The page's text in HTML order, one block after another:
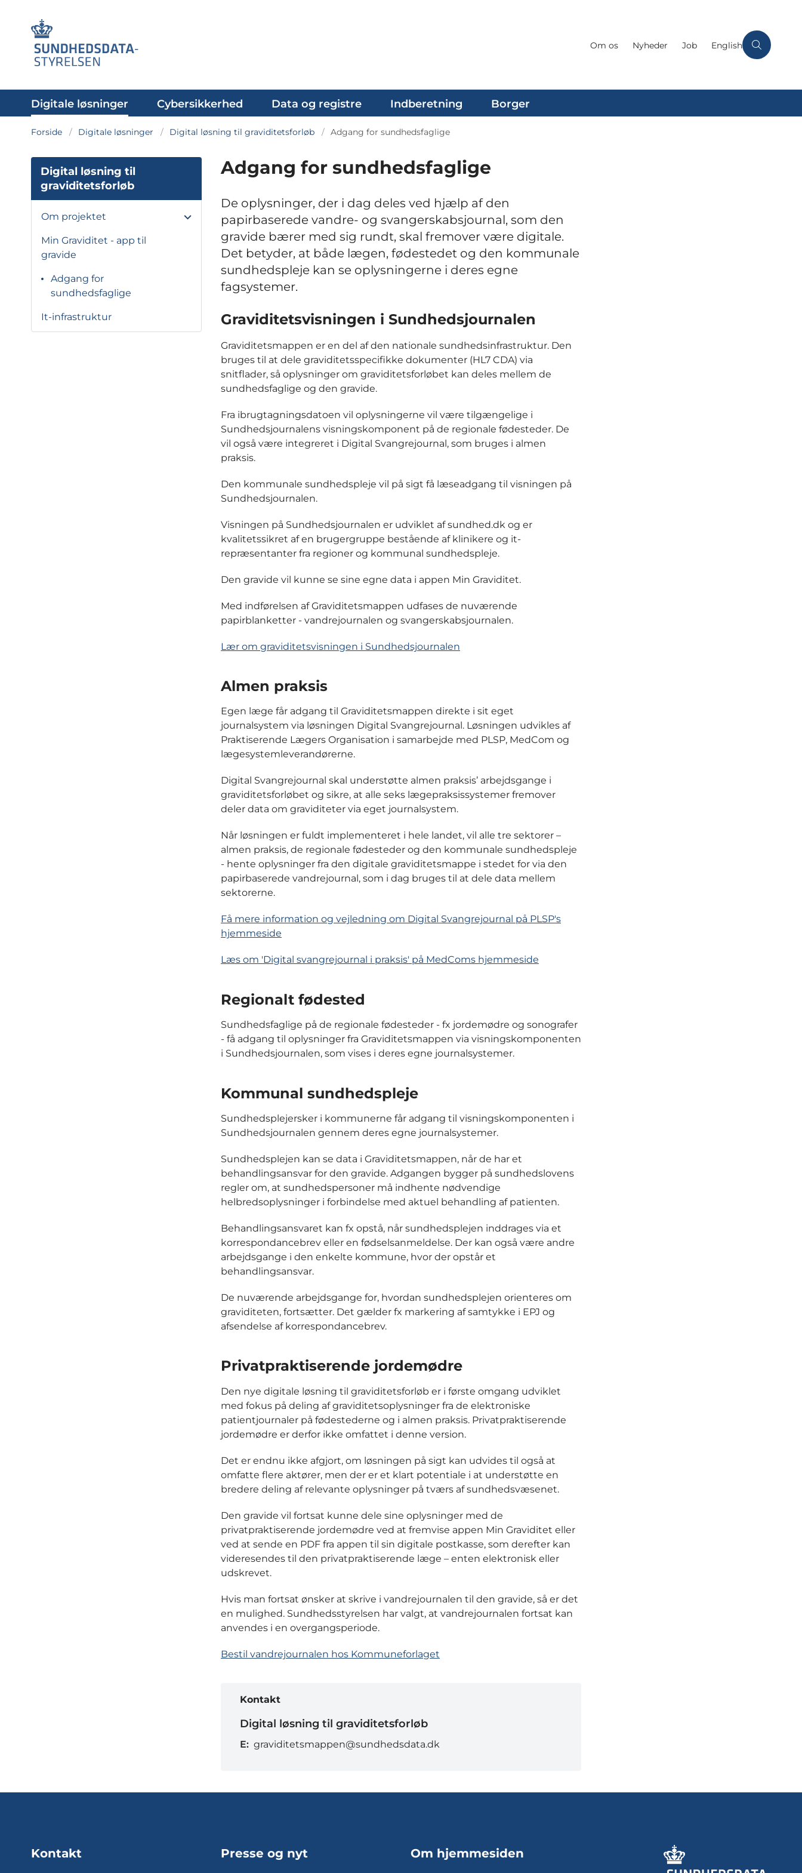
Om os Nyheder Job English
Digitale løsninger Cybersikkerhed Data og registre Indberetning Borger
Forside Digitale løsninger Digital løsning til graviditetsforløb Adgang for sundhedsfaglige
Digital løsning til
graviditetsforløb
Om projektet
Min Graviditet - app til
gravide
Adgang for
sundhedsfaglige
It-infrastruktur
Adgang for sundhedsfaglige
De oplysninger, der i dag deles ved hjælp af den
papirbaserede vandre- og svangerskabsjournal, som den
gravide bærer med sig rundt, skal fremover være digitale.
Det betyder, at både lægen, fødestedet og den kommunale
sundhedspleje kan se oplysningerne i deres egne
fagsystemer.
Graviditetsvisningen i Sundhedsjournalen
Graviditetsmappen er en del af den nationale sundhedsinfrastruktur. Den
bruges til at dele graviditetsspecifikke dokumenter (HL7 CDA) via
snitflader, så oplysninger om graviditetsforløbet kan deles mellem de
sundhedsfaglige og den gravide.
Fra ibrugtagningsdatoen vil oplysningerne vil være tilgængelige i
Sundhedsjournalens visningskomponent på de regionale fødesteder. De
vil også være integreret i Digital Svangrejournal, som bruges i almen
praksis.
Den kommunale sundhedspleje vil på sigt få læseadgang til visningen på
Sundhedsjournalen.
Visningen på Sundhedsjournalen er udviklet af sundhed.dk og er
kvalitetssikret af en brugergruppe bestående af klinikere og it-
repræsentanter fra regioner og kommunal sundhedspleje.
Den gravide vil kunne se sine egne data i appen Min Graviditet.
Med indførelsen af Graviditetsmappen udfases de nuværende
papirblanketter - vandrejournalen og svangerskabsjournalen.
Lær om graviditetsvisningen i Sundhedsjournalen
Almen praksis
Egen læge får adgang til Graviditetsmappen direkte i sit eget
journalsystem via løsningen Digital Svangrejournal. Løsningen udvikles af
Praktiserende Lægers Organisation i samarbejde med PLSP, MedCom og
lægesystemleverandørerne.
Digital Svangrejournal skal understøtte almen praksis’ arbejdsgange i
graviditetsforløbet og sikre, at alle seks lægepraksissystemer fremover
deler data om graviditeter via eget journalsystem.
Når løsningen er fuldt implementeret i hele landet, vil alle tre sektorer –
almen praksis, de regionale fødesteder og den kommunale sundhedspleje
- hente oplysninger fra den digitale graviditetsmappe i stedet for via den
papirbaserede vandrejournal, som i dag bruges til at dele data mellem
sektorerne.
Få mere information og vejledning om Digital Svangrejournal på PLSP's
hjemmeside
Læs om 'Digital svangrejournal i praksis' på MedComs hjemmeside
Regionalt fødested
Sundhedsfaglige på de regionale fødesteder - fx jordemødre og sonografer
- få adgang til oplysninger fra Graviditetsmappen via visningskomponenten
i Sundhedsjournalen, som vises i deres egne journalsystemer.
Kommunal sundhedspleje
Sundhedsplejersker i kommunerne får adgang til visningskomponenten i
Sundhedsjournalen gennem deres egne journalsystemer.
Sundhedsplejen kan se data i Graviditetsmappen, når de har et
behandlingsansvar for den gravide. Adgangen bygger på sundhedslovens
regler om, at sundhedspersoner må indhente nødvendige
helbredsoplysninger i forbindelse med aktuel behandling af patienten.
Behandlingsansvaret kan fx opstå, når sundhedsplejen inddrages via et
korrespondancebrev eller en fødselsanmeldelse. Der kan også være andre
arbejdsgange i den enkelte kommune, hvor der opstår et
behandlingsansvar.
De nuværende arbejdsgange for, hvordan sundhedsplejen orienteres om
graviditeten, fortsætter. Det gælder fx markering af samtykke i EPJ og
afsendelse af korrespondancebrev.
Privatpraktiserende jordemødre
Den nye digitale løsning til graviditetsforløb er i første omgang udviklet
med fokus på deling af graviditetsoplysninger fra de elektroniske
patientjournaler på fødestederne og i almen praksis. Privatpraktiserende
jordemødre er derfor ikke omfattet i denne version.
Det er endnu ikke afgjort, om løsningen på sigt kan udvides til også at
omfatte flere aktører, men der er et klart potentiale i at understøtte en
bredere deling af relevante oplysninger på tværs af sundhedsvæsenet.
Den gravide vil fortsat kunne dele sine oplysninger med de
privatpraktiserende jordemødre ved at fremvise appen Min Graviditet eller
ved at sende en PDF fra appen til sin digitale postkasse, som derefter kan
videresendes til den privatpraktiserende læge – enten elektronisk eller
udskrevet.
Hvis man fortsat ønsker at skrive i vandrejournalen til den gravide, så er det
en mulighed. Sundhedsstyrelsen har valgt, at vandrejournalen fortsat kan
anvendes i en overgangsperiode.
Bestil vandrejournalen hos Kommuneforlaget
Kontakt
Digital løsning til graviditetsforløb
E: graviditetsmappen@sundhedsdata.dk
Kontakt Presse og nyt Om hjemmesiden